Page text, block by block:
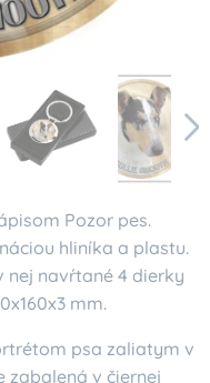
Pozor pes.
hliníka a plastu.
nej navŕtané 4 dierky
mm.
psa zaliatym v
zabalená v čiernej